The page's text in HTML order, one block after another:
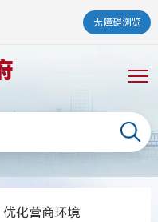
无障碍浏览
优化营商环境